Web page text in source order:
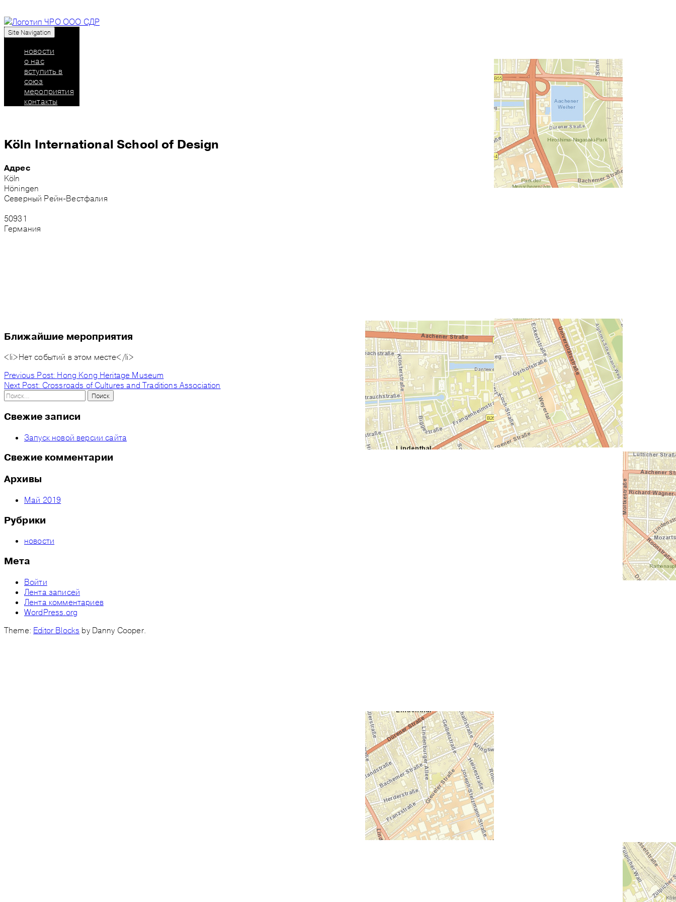
Союз дизайнеров России: челябинское региональное отделение
Site Navigation
новости
о нас
вступить в
союз
мероприятия
контакты
Köln International School of Design
Адрес
Köln
Höningen
Северный Рейн-Вестфалия
50931
Германия
Ближайшие мероприятия
<li>Нет событий в этом месте</li>
Навигация
по
Previous Post: Hong Kong Heritage Museum
Next Post: Crossroads of Cultures and Traditions Association
Найти:
Свежие записи
Запуск новой версии сайта
Свежие комментарии
Архивы
Май 2019
Рубрики
новости
Мета
Войти
Лента записей
Лента комментариев
WordPress.org
Theme: Editor Blocks by Danny Cooper.